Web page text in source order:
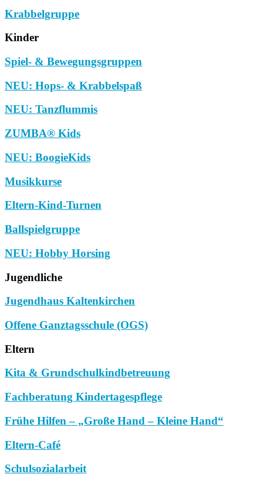
Krabbelgruppe
Kinder
Spiel- & Bewegungsgruppen
NEU: Hops- & Krabbelspaß
NEU: Tanzflummis
ZUMBA® Kids
NEU: BoogieKids
Musikkurse
Eltern-Kind-Turnen
Ballspielgruppe
NEU: Hobby Horsing
Jugendliche
Jugendhaus Kaltenkirchen
Offene Ganztagsschule (OGS)
Eltern
Kita & Grundschulkindbetreuung
Fachberatung Kindertagespflege
Frühe Hilfen – „Große Hand – Kleine Hand“
Eltern-Café
Schulsozialarbeit